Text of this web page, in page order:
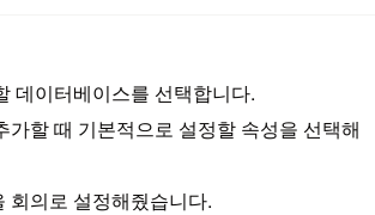
데이터베이스를 선택합니다.
가할 때 기본적으로 설정할 속성을 선택해
회의로 설정해줬습니다.